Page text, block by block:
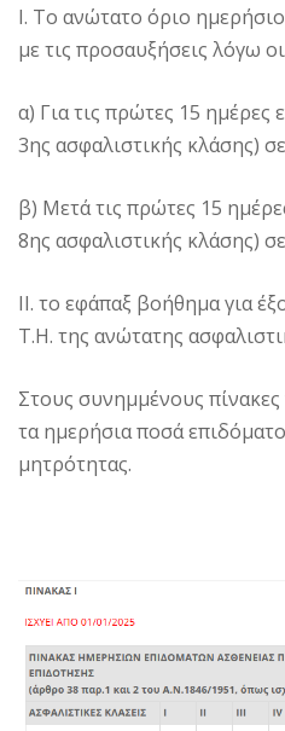
Ι. Το ανώτατο όριο
με τις προσαυξήσεις λόγω
α) Για τις πρώτες 15 ημέρες
3ης ασφαλιστικής κλάσης) σε
β) Μετά τις πρώτες 15
8ης ασφαλιστικής κλάσης) σε
ΙΙ. το εφάπαξ βοήθημα για
Τ.Η. της ανώτατης
Στους συνημμένους πίνακες
τα ημερήσια ποσά
μητρότητας.